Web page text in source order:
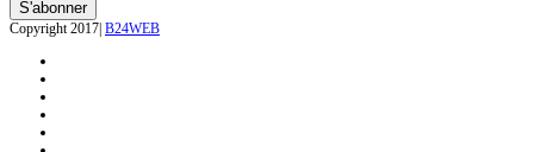
Copyright 2017| B24WEB